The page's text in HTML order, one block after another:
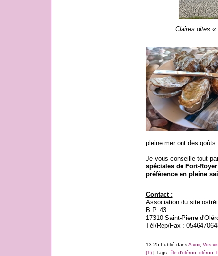
Claires dites «
pleine mer ont des
Je vous conseille tout
spéciales de Fort-Royer
préférence en pleine
Contact :
Association du site
B.P. 43
17310 Saint-Pierre
Tél/Rep/Fax :
13:25 Publié dansA voir, Vos
(1)| Tags : île d'oléron oléron